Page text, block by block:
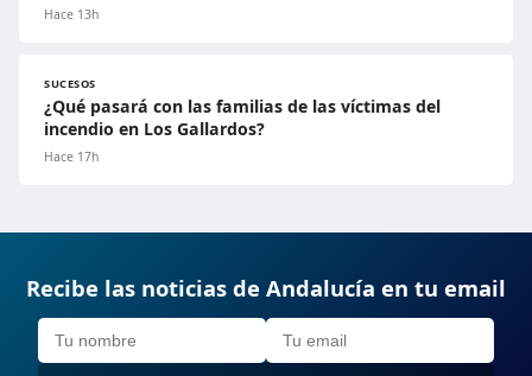
Hace 13h
SUCESOS
¿Qué pasará con las familias de las víctimas del
incendio en Los Gallardos?
Hace 17h
Recibe las noticias de Andalucía en tu email